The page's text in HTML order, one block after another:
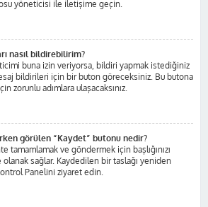
yöneticisi ile iletişime geçin.
nasıl bildirebilirim?
buna izin veriyorsa, bildiri yapmak istediğiniz
bildirileri için bir buton göreceksiniz. Bu butona
zorunlu adımlara ulaşacaksınız.
görülen “Kaydet” butonu nedir?
tamamlamak ve göndermek için başlığınızı
sağlar. Kaydedilen bir taslağı yeniden
Panelini ziyaret edin.